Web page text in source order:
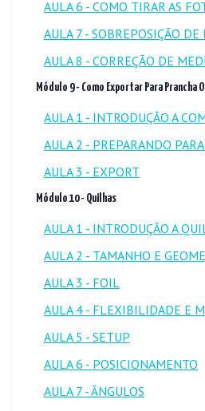
AULA 6 - COMO TIRAR AS
AULA 7 - SOBREPOSIÇÃO DE
AULA 8 - CORREÇÃO DE
Módulo 9 - Como Exportar Para Prancha
AULA 1 - INTRODUÇÃO A
AULA 2 - PREPARANDO
AULA 3 - EXPORT
Módulo 10 - Quilhas
AULA 1 - INTRODUÇÃO A
AULA 2 - TAMANHO E
AULA 3 - FOIL
AULA 4 - FLEXIBILIDADE E
AULA 5 - SETUP
AULA 6 - POSICIONAMENTO
AULA 7 - ÂNGULOS